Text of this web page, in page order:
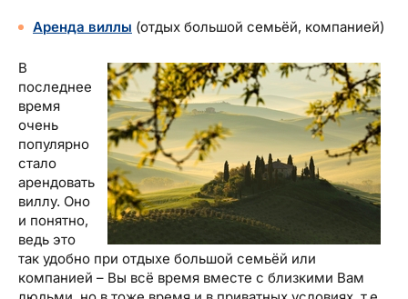
Аренда виллы (отдых большой семьёй, компанией)
В
последнее
время
очень
популярно
стало
арендовать
виллу. Оно
и понятно,
ведь это
так удобно при отдыхе большой семьёй или
компанией – Вы всё время вместе с близкими Вам